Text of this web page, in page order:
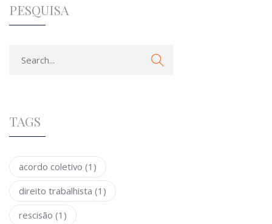
PESQUISA
TAGS
acordo coletivo (1)
direito trabalhista (1)
rescisão (1)